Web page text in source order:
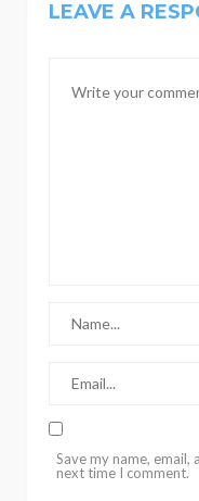
LEAVE A
Save my name,
next time I comment.